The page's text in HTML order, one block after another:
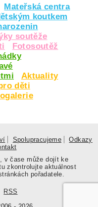
Mateřská centra
koutkem
soutěže
Fotosoutěž
Aktuality
děti
Spolupracujeme
Odkazy
v čase může dojít ke
zkontrolujte aktuálnost
pořadatele.
RSS